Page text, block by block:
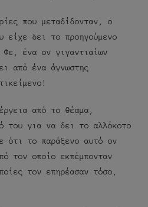
που μεταδίδονταν, ο
είχε δει το προηγούμενο
ένα ον γιγαντιαίων
από ένα άγνωστης
από το θέαμα,
του για να δει το αλλόκοτο
ότι το παράξενο αυτό ον
τον οποίο εκπέμπονταν
τον επηρέασαν τόσο,